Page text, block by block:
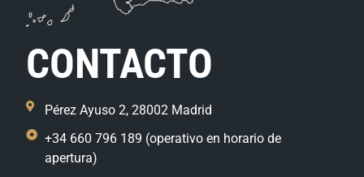
CONTACTO
Pérez Ayuso 2, 28002 Madrid
+34 660 796 189 (operativo en horario de
apertura)